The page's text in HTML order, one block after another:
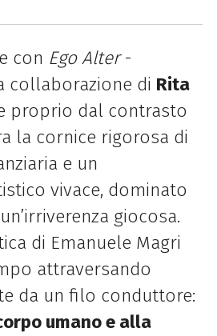
con Ego Alter -
collaborazione di Rita
proprio dal contrasto
la cornice rigorosa di
e un
vivace, dominato
giocosa.
di Emanuele Magri
attraversando
da un filo conduttore:
umano e alla